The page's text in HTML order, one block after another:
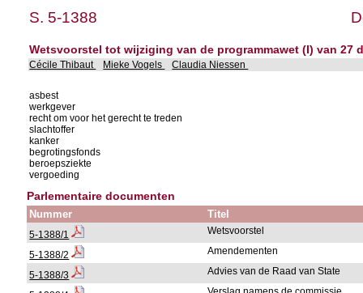
S. 5-1388
Wetsvoorstel tot wijziging van de programmawet (I) van 27
Cécile Thibaut Mieke Vogels Claudia Niessen
asbest
werkgever
recht om voor het gerecht te treden
slachtoffer
kanker
begrotingsfonds
beroepsziekte
vergoeding
Parlementaire documenten
Nummer Titel
5-1388/1 Wetsvoorstel
5-1388/2 Amendementen
5-1388/3 Advies van de Raad van State